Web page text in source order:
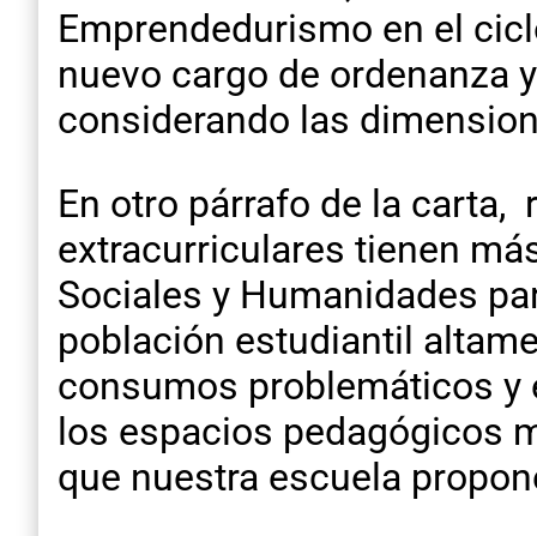
Emprendedurismo en el
nuevo cargo de ordenanza
considerando las
En otro párrafo de la carta,
extracurriculares tienen
Sociales y Humanidades
población estudiantil
consumos problemáticos
los espacios pedagógicos
que nuestra escuela